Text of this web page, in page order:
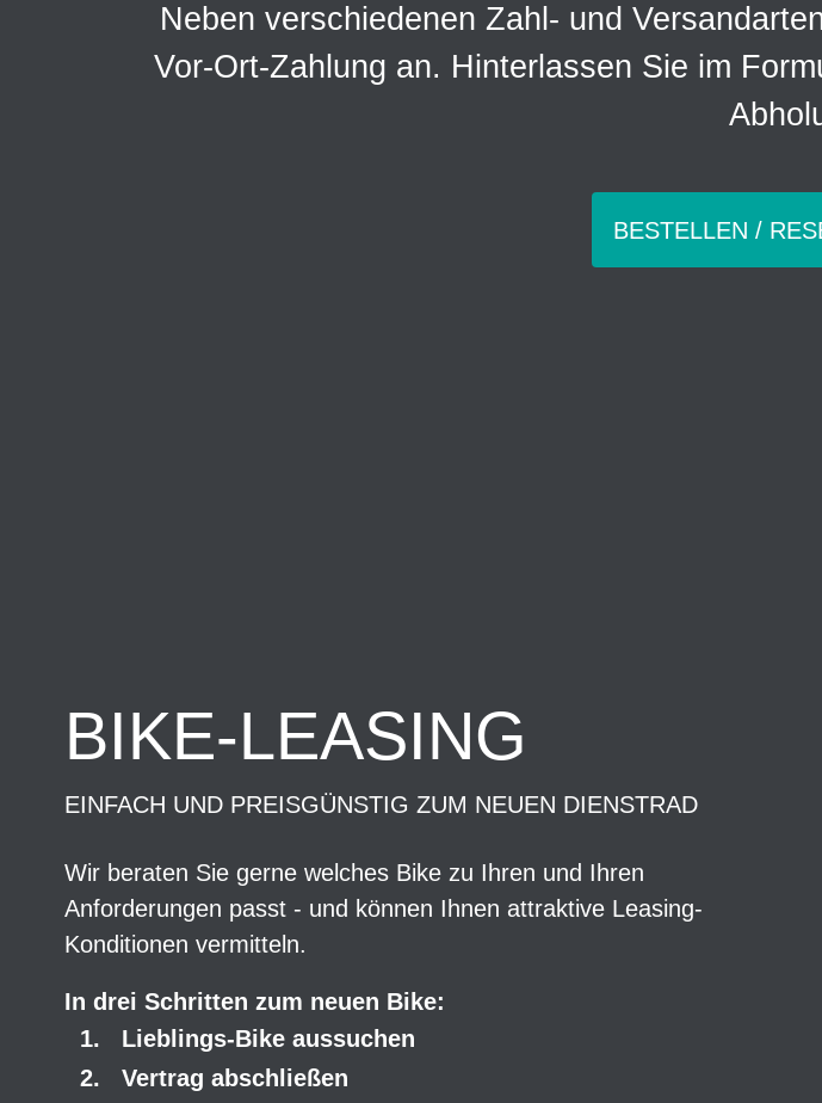
Neben verschiedenen Zahl- und
Vor-Ort-Zahlung an. Hinterlassen Sie im
BESTELLEN /
BIKE-LEASING
EINFACH UND PREISGÜNSTIG ZUM NEUEN DIENSTRAD
Wir beraten Sie gerne welches Bike zu Ihren und Ihren
Anforderungen passt - und können Ihnen attraktive Leasing-
Konditionen vermitteln.
In drei Schritten zum neuen Bike:
Lieblings-Bike aussuchen
Vertrag abschließen